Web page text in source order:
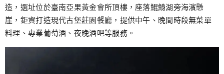
造，選址位於臺南亞果黃金會所頂樓，座落鯤鯓湖旁海濱懸
崖，鉅資打造現代古堡莊園餐廳，提供中午、晚間時段無菜單
料理、專業葡萄酒、夜晚酒吧等服務。